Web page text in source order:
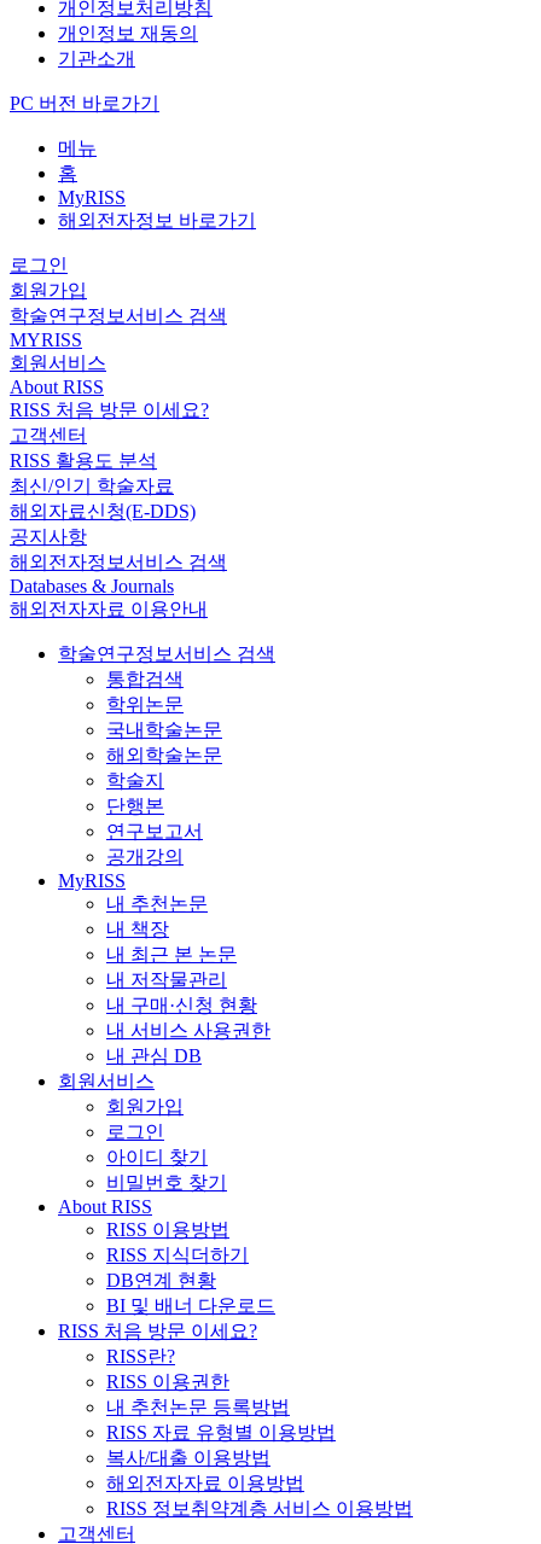
개인정보처리방침
개인정보 재동의
기관소개
PC 버전 바로가기
메뉴
홈
MyRISS
해외전자정보 바로가기
로그인
회원가입
학술연구정보서비스 검색
MYRISS
회원서비스
About RISS
RISS 처음 방문 이세요?
고객센터
RISS 활용도 분석
최신/인기 학술자료
해외자료신청(E-DDS)
공지사항
해외전자정보서비스 검색
Databases & Journals
해외전자자료 이용안내
학술연구정보서비스 검색
통합검색
학위논문
국내학술논문
해외학술논문
학술지
단행본
연구보고서
공개강의
MyRISS
내 추천논문
내 책장
내 최근 본 논문
내 저작물관리
내 구매·신청 현황
내 서비스 사용권한
내 관심 DB
회원서비스
회원가입
로그인
아이디 찾기
비밀번호 찾기
About RISS
RISS 이용방법
RISS 지식더하기
DB연계 현황
BI 및 배너 다운로드
RISS 처음 방문 이세요?
RISS란?
RISS 이용권한
내 추천논문 등록방법
RISS 자료 유형별 이용방법
복사/대출 이용방법
해외전자자료 이용방법
RISS 정보취약계층 서비스 이용방법
고객센터